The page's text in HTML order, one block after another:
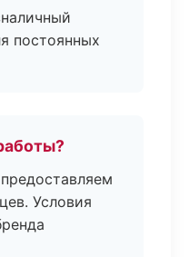
постоянных
Условия